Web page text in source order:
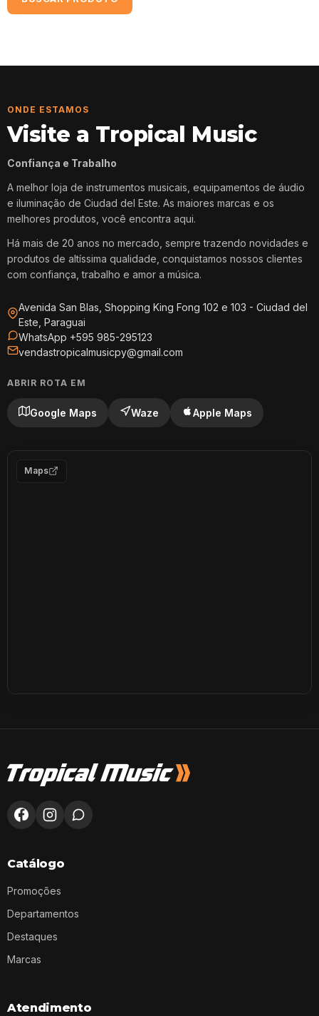
ONDE ESTAMOS
Visite a Tropical Music
Confiança e Trabalho
A melhor loja de instrumentos musicais, equipamentos de áudio
e iluminação de Ciudad del Este. As maiores marcas e os
melhores produtos, você encontra aqui.
Há mais de 20 anos no mercado, sempre trazendo novidades e
produtos de altíssima qualidade, conquistamos nossos clientes
com confiança, trabalho e amor a música.
Avenida San Blas, Shopping King Fong 102 e 103 - Ciudad del
Este, Paraguai
WhatsApp +595 985-295123
vendastropicalmusicpy@gmail.com
ABRIR ROTA EM
Google Maps Waze Apple Maps
Maps
Catálogo
Promoções
Departamentos
Destaques
Marcas
Atendimento